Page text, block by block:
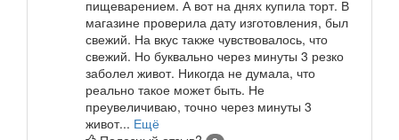
пищеварением. А вот на днях купила торт. В
магазине проверила дату изготовления, был
свежий. На вкус также чувствовалось, что
свежий. Но буквально через минуты 3 резко
заболел живот. Никогда не думала, что
реально такое может быть. Не
преувеличиваю, точно через минуты 3
живот... Ещё